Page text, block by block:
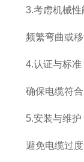
3.考虑机械性
频繁弯曲或移
4.认证与标准
确保电缆符合
5.安装与维护
避免电缆过度